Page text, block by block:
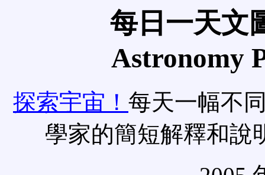
每日一天文
Astronomy
探索宇宙！ 每天一幅不
學家的簡短解釋和說